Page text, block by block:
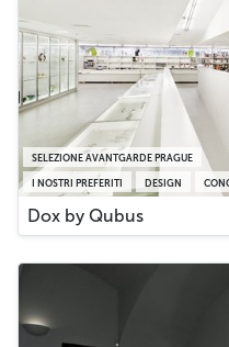
I NOSTRI PREFERITI DESIGN
SELEZIONE AVANTGARDE PRAGUE
Dox by Qubus